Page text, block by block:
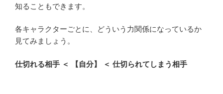
知ることもできます。
各キャラクターごとに、どういう力関係になっているか
見てみましょう。
仕切れる相手 ＜ 【自分】 ＜ 仕切られてしまう相手